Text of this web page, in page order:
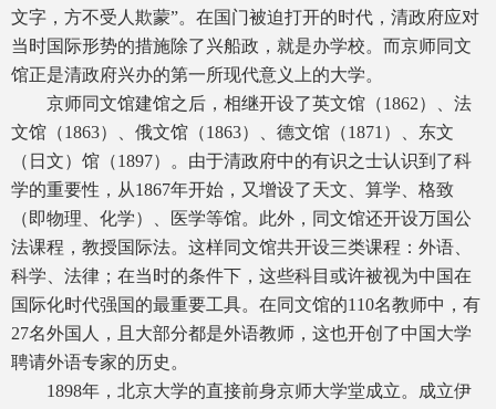
文字，方不受人欺蒙”。在国门被迫打开的时代，清政府应对
当时国际形势的措施除了兴船政，就是办学校。而京师同文
馆正是清政府兴办的第一所现代意义上的大学。
京师同文馆建馆之后，相继开设了英文馆（1862）、法
文馆（1863）、俄文馆（1863）、德文馆（1871）、东文
（日文）馆（1897）。由于清政府中的有识之士认识到了科
学的重要性，从1867年开始，又增设了天文、算学、格致
（即物理、化学）、医学等馆。此外，同文馆还开设万国公
法课程，教授国际法。这样同文馆共开设三类课程：外语、
科学、法律；在当时的条件下，这些科目或许被视为中国在
国际化时代强国的最重要工具。在同文馆的110名教师中，有
27名外国人，且大部分都是外语教师，这也开创了中国大学
聘请外语专家的历史。
1898年，北京大学的直接前身京师大学堂成立。成立伊